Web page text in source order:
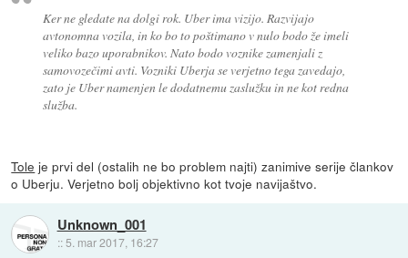
Ker ne gledate na dolgi rok. Uber ima vizijo. Razvijajo
avtonomna vozila, in ko bo to poštimano v nulo bodo že imeli
veliko bazo uporabnikov. Nato bodo voznike zamenjali z
samovozečimi avti. Vozniki Uberja se verjetno tega zavedajo,
zato je Uber namenjen le dodatnemu zaslužku in ne kot redna
služba.
Tole je prvi del (ostalih ne bo problem najti) zanimive serije člankov
o Uberju. Verjetno bolj objektivno kot tvoje navijaštvo.
Unknown_001
:: 5. mar 2017, 16:27